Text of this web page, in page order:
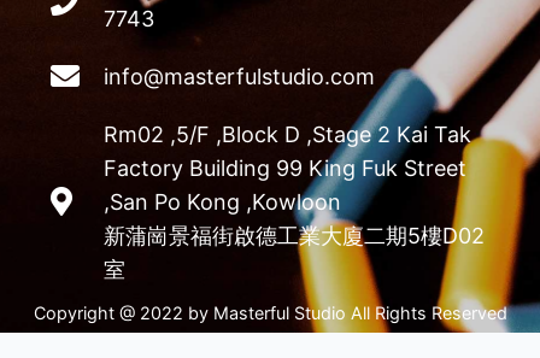
7743
info@masterfulstudio.com
Rm02 ,5/F ,Block D ,Stage 2 Kai Tak
Factory Building 99 King Fuk Street
,San Po Kong ,Kowloon
新蒲崗景福街啟德工業大廈二期5樓D02
室
Copyright @ 2022 by Masterful Studio All Rights Reserved